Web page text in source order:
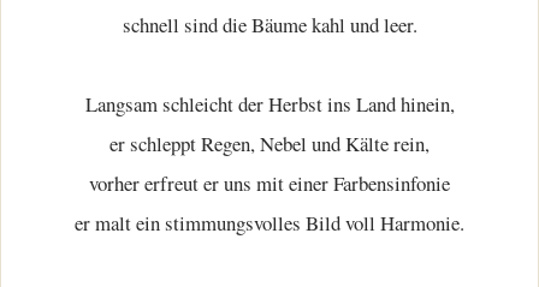
schnell sind die Bäume kahl und leer.
Langsam schleicht der Herbst ins Land hinein,
er schleppt Regen, Nebel und Kälte rein,
vorher erfreut er uns mit einer Farbensinfonie
er malt ein stimmungsvolles Bild voll Harmonie.